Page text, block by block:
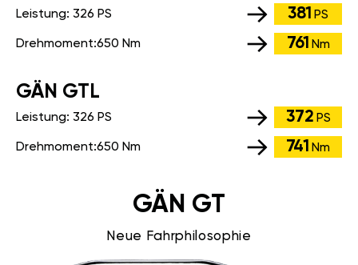
Leistung: 326 PS 381 PS
Drehmoment:650 Nm 761 Nm
GÄN GTL
Leistung: 326 PS 372 PS
Drehmoment:650 Nm 741 Nm
GÄN GT
Neue Fahrphilosophie